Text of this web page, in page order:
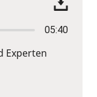
05:40
Experten